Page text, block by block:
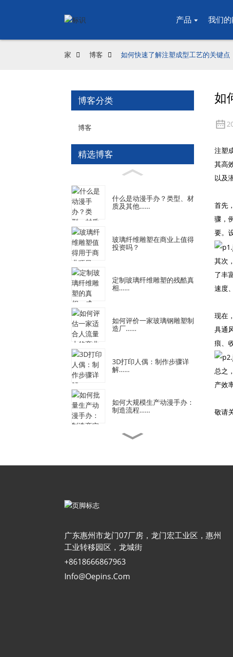
产品 我们的
家 博客 如何快速了解注塑成型工艺的关键点
博客分类
博客
精选博客
什么是动漫手办？类型、材
质及其他……
玻璃纤维雕塑在商业上值得
投资吗？
定制玻璃纤维雕塑的残酷真
相……
如何评价一家玻璃钢雕塑制
造厂……
3D打印人偶：制作步骤详
解……
如何大规模生产动漫手办：
制造流程……
手工制作...
个性化宠物摆件：定制手工
制作……
如
注塑
其高
以及
首先
骤，
要。
其次
了丰
速度
现在
具通
痕、
总之
产效
敬请
广东惠州市龙门07厂房，龙门宏工业区，惠州
工业转移园区，龙城街
+8618666867963
Info@oepins.com